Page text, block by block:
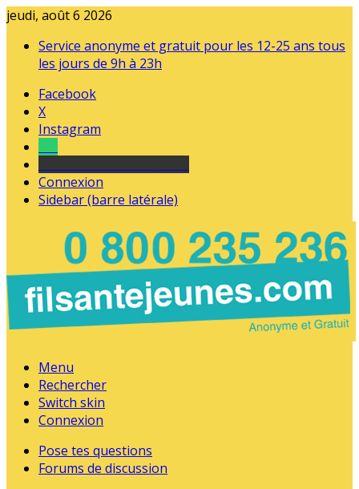
jeudi, août 6 2026
Service anonyme et gratuit pour les 12-25 ans tous
les jours de 9h à 23h
Facebook
X
Instagram
Connexion
Sidebar (barre latérale)
Menu
Rechercher
Switch skin
Connexion
Pose tes questions
Forums de discussion